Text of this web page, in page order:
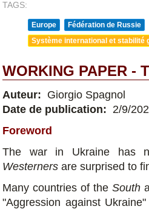
TAGS:
Europe
Fédération de Russie
Système international et stabilité
WORKING PAPER -
Auteur: Giorgio Spagnol
Date de publication: 2/9/
Foreword
The war in Ukraine has
Westerners are surprised to
Many countries of the South
"Aggression against